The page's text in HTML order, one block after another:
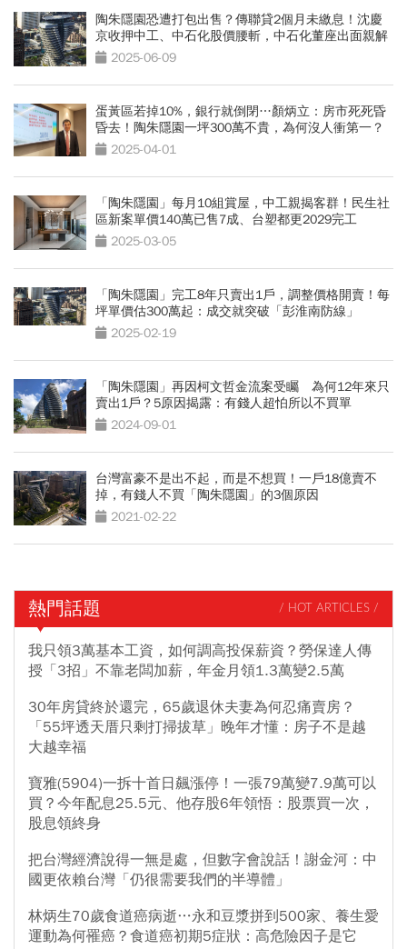
陶朱隱園恐遭打包出售？傳聯貸2個月未繳息！沈慶
京收押中工、中石化股價腰斬，中石化董座出面親解
現況2025-06-09
蛋黃區若掉10%，銀行就倒閉…顏炳立：房市死死昏
昏去！陶朱隱園一坪300萬不貴，為何沒人衝第一？
2025-04-01
「陶朱隱園」每月10組賞屋，中工親揭客群！民生社
區新案單價140萬已售7成、台塑都更2029完工
2025-03-05
「陶朱隱園」完工8年只賣出1戶，調整價格開賣！每
坪單價估300萬起：成交就突破「彭淮南防線」
2025-02-19
「陶朱隱園」再因柯文哲金流案受矚 為何12年來只
賣出1戶？5原因揭露：有錢人超怕所以不買單
2024-09-01
台灣富豪不是出不起，而是不想買！一戶18億賣不
掉，有錢人不買「陶朱隱園」的3個原因
2021-02-22
熱門話題 / HOT ARTICLES /
我只領3萬基本工資，如何調高投保薪資？勞保達人傳
授「3招」不靠老闆加薪，年金月領1.3萬變2.5萬
30年房貸終於還完，65歲退休夫妻為何忍痛賣房？
「55坪透天厝只剩打掃拔草」晚年才懂：房子不是越
大越幸福
寶雅(5904)一拆十首日飆漲停！一張79萬變7.9萬可以
買？今年配息25.5元、他存股6年領悟：股票買一次，
股息領終身
把台灣經濟說得一無是處，但數字會說話！謝金河：中
國更依賴台灣「仍很需要我們的半導體」
林炳生70歲食道癌病逝…永和豆漿拼到500家、養生愛
運動為何罹癌？食道癌初期5症狀：高危險因子是它